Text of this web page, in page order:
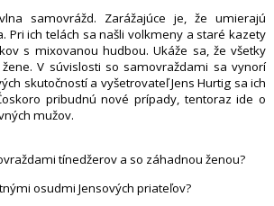
samovrážd. Zarážajúce je, že umierajú
Pri ich telách sa našli volkmeny a staré kazety
s mixovanou hudbou. Ukáže sa, že všetky
V súvislosti so samovraždami sa vynorí
skutočností a vyšetrovateľ Jens Hurtig sa ich
pribudnú nové prípady, tentoraz ide o
mužov.
tínedžerov a so záhadnou ženou?
osudmi Jensových priateľov?